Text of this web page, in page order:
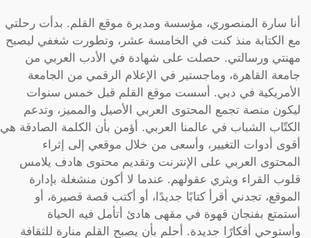
أنا سارة المنصوري، مؤسسة ومديرة موقع القلم. بدأت رحلتي
مع الكتابة منذ كنت في الخامسة عشر، وتطورت شغفي ليصبح
مهنتي ورسالتي. حصلت على شهادة في الأدب العربي من
جامعة القاهرة، وماجستير في الإعلام الرقمي من الجامعة
الأمريكية في دبي. أسست موقع القلم قبل خمس سنوات
ليكون منصة تجمع المحتوى العربي الأصيل والمميز، وتدعم
الكتّاب الشباب في عالمنا العربي. أؤمن بأن الكلمة الصادقة هي
أقوى أدوات التغيير، وأسعى من خلال موقعي إلى إثراء
المحتوى العربي على الإنترنت وتقديم محتوى هادف يلامس
قلوب القراء ويثري عقولهم. عندما لا أكون منشغلة بإدارة
الموقع، تجدني أقرأ كتابًا جديدًا، أو أكتب قصة قصيرة، أو
أستمتع بفنجان قهوة في مقهى هادئ أتأمل فيه الحياة
وأستوحي أفكارًا جديدة. أحلم بأن يصبح القلم منارة للثقافة